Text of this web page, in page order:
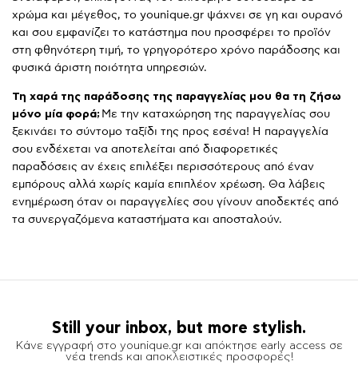
χρώμα και μέγεθος, το younique.gr ψάχνει σε γη και ουρανό
και σου εμφανίζει το κατάστημα που προσφέρει το προϊόν
στη φθηνότερη τιμή, το γρηγορότερο χρόνο παράδοσης και
φυσικά άριστη ποιότητα υπηρεσιών.
Τη χαρά της παράδοσης της παραγγελίας μου θα τη ζήσω
μόνο μία φορά; Με την καταχώρηση της παραγγελίας σου
ξεκινάει το σύντομο ταξίδι της προς εσένα! Η παραγγελία
σου ενδέχεται να αποτελείται από διαφορετικές
παραδόσεις αν έχεις επιλέξει περισσότερους από έναν
εμπόρους αλλά χωρίς καμία επιπλέον χρέωση. Θα λάβεις
ενημέρωση όταν οι παραγγελίες σου γίνουν αποδεκτές από
τα συνεργαζόμενα καταστήματα και αποσταλούν.
Still your inbox, but more stylish.
Κάνε εγγραφή στο younique.gr και απόκτησε early access σε
νέα trends και αποκλειστικές προσφορές!